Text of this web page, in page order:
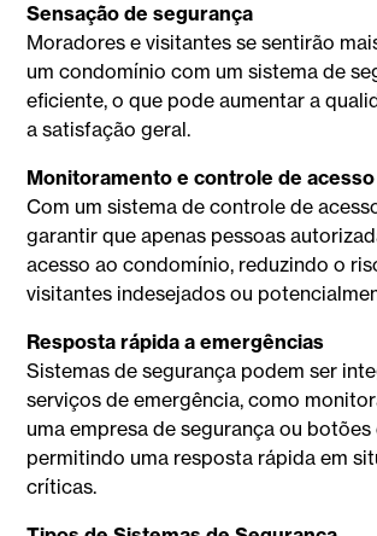
Sensação de segurança
Moradores e visitantes se sentirão
um condomínio com um sistema de
eficiente, o que pode aumentar a
a satisfação geral.
Monitoramento e controle de acesso
Com um sistema de controle de
garantir que apenas pessoas
acesso ao condomínio, reduzindo o
visitantes indesejados ou
Resposta rápida a emergências
Sistemas de segurança podem ser
serviços de emergência, como
uma empresa de segurança ou botões
permitindo uma resposta rápida em
críticas.